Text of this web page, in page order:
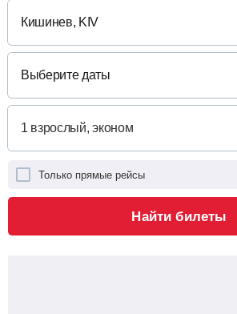
Выберите даты
Только прямые рейсы
Найти билеты